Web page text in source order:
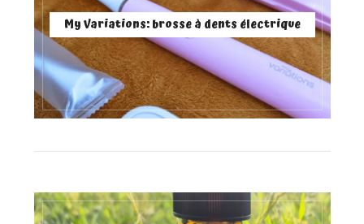
My Variations: brosse à dents électrique